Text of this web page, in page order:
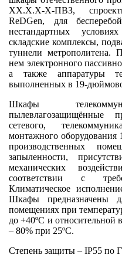
ХХ.Х.Х-Х-ПВЗ,
ReDGen, для
нестандартных
складские комплексы,
туннели метрополитена.
нем электронного
а также аппаратуры
выполненных в 19-
Шкафы
пылевлагозащищённые
сетевого,
монтажного оборудования
производственных
запыленности,
механических
соответствии с
Климатическое
Шкафы предназначены
помещениях при
до +40ºС и относительной
– 80% при 25ºС.
Степень защиты – IP55 по